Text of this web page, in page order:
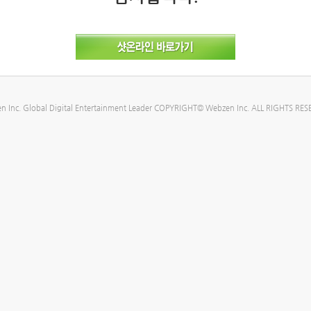
Inc. Global Digital Entertainment Leader COPYRIGHT© Webzen Inc. ALL RIGHTS